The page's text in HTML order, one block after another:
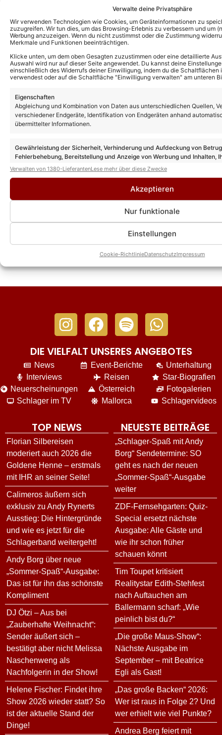
Verwalte deine Privatsphäre
Wir verwenden Technologien wie Cookies, um Geräteinformationen zu
zuzugreifen. Wir tun dies, um das Browsing-Erlebnis zu verbessern und um
Werbung anzuzeigen. Wenn du nicht zustimmst oder die Zustimmung
Merkmale und Funktionen beeinträchtigen.
Klicke unten, um dem oben Gesagten zuzustimmen oder eine detaillierte
Auswahl wird nur auf dieser Seite angewendet. Du kannst deine
einschließlich des Widerrufs deiner Einwilligung, indem du die
verwendest oder auf die Schaltfläche "Einwilligung verwalten" am unteren
Eigenschaften
Abgleichung und Kombination von Daten aus unterschiedlichen Quellen,
verschiedener Endgeräte, Identifikation von Endgeräten anhand
übermittelter Informationen.
Gewährleistung der Sicherheit, Verhinderung und Aufdeckung von
Fehlerbehebung, Bereitstellung und Anzeige von Werbung und Inhalten,
Entscheidungen zum Datenschutz speichern und übermitteln.
Verwalten von 1380-LieferantenLese mehr über diese Zwecke
Akzeptieren
Nur funktionale
Einstellungen
Cookie-RichtlinieDatenschutzImpressum
Das könnte Euch auch interessieren:
Zwei wie Eins: Wir stellen Euch das
„Immer wieder sonntags“ wegen Frauen-
WM nicht live – so läuft das
Sommerhitkönig-Voting ab
„Immer wieder sonntags“: Gäste der
letzten Ausgaben in 2023 offiziell
DIE VIELFALT UNSERES ANGEBOTES
News
Interviews
Neuerscheinungen
Schlager im TV
Event-Berichte
Reisen
Österreich
Mallorca
Unterhaltung
Star-Biografien
Fotogalerien
Schlagervideos
TOP NEWS
Florian Silbereisen
moderiert auch 2026 die
Goldene Henne – erstmals
mit IHR an seiner Seite!
Calimeros äußern sich
exklusiv zu Andy Rynerts
Ausstieg: Die Hintergründe
und wie es jetzt für die
Schlagerband weitergeht!
Andy Borg über neue
„Sommer-Spaß“-Ausgabe:
Das ist für ihn das schönste
Kompliment
DJ Ötzi – Aus bei
„Zauberhafte Weihnacht“:
Sender äußert sich –
bestätigt aber nicht Melissa
Naschenweng als
Nachfolgerin in der Show!
Helene Fischer: Findet ihre
Show 2026 wieder statt? So
ist der aktuelle Stand der
Dinge!
NEUESTE BEITRÄGE
„Schlager-Spaß mit Andy
Borg“ Sendetermine: SO
geht es nach der neuen
„Sommer-Spaß“-Ausgabe
weiter
ZDF-Fernsehgarten: Quiz-
Special ersetzt nächste
Ausgabe: Alle Gäste und
wie ihr schon früher
schauen könnt
Tim Toupet kritisiert
Realitystar Edith-Stehfest
nach Auftauchen am
Ballermann scharf: „Wie
peinlich bist du?“
„Die große Maus-Show“:
Nächste Ausgabe im
September – mit Beatrice
Egli als Gast!
„Das große Backen“ 2026:
Wer ist raus in Folge 2? Und
wer erhielt wie viel Punkte?
Andrea Berg feiert mit